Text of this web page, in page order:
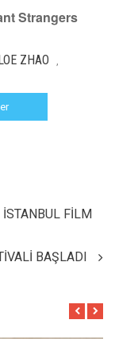
Strangers
ZHAO
İSTANBUL FİLM
BAŞLADI